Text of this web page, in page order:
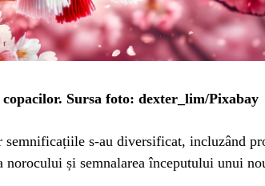
Sursa foto: dexter_lim/Pixabay
semnificațiile s-au diversificat, incluzând
și semnalarea începutului unui